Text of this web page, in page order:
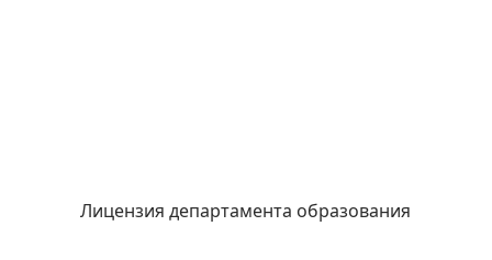
Лицензия департамента образования